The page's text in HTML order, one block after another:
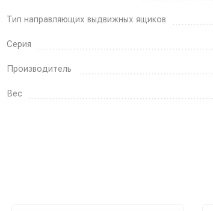
Тип направляющих выдвижных ящиков
Серия
Производитель
Вес